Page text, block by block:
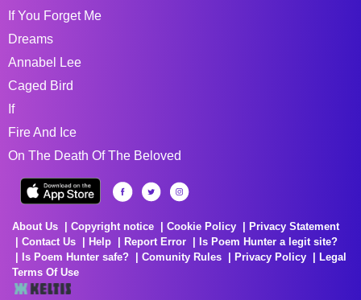
If You Forget Me
Dreams
Annabel Lee
Caged Bird
If
Fire And Ice
On The Death Of The Beloved
About Us Copyright notice Cookie Policy
Privacy Statement
Contact Us
Help Report Error
Is Poem Hunter a legit site?
Is Poem Hunter safe?
Comunity Rules Privacy Policy
Legal
Terms Of Use